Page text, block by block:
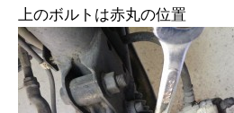
上のボルトは赤丸の位置